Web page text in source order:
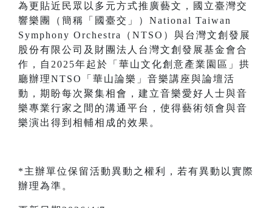
為更貼近民眾以多元方式推廣藝文，國立臺灣交
響樂團（簡稱「國臺交」）National Taiwan
Symphony Orchestra（NTSO）與台灣文創發展
股份有限公司及財團法人台灣文創發展基金會合
作，自2025年起於「華山文化創意產業園區」拱
廳辦理NTSO「華山論樂」音樂講座與論壇活
動，期盼每次聚集相會，建立音樂愛好人士與音
樂專業行家之間的溝通平台，使得藝術領會與音
樂演出得到相輔相成的效果。
*主辦單位保留活動異動之權利，若有異動以實際
辦理為準。